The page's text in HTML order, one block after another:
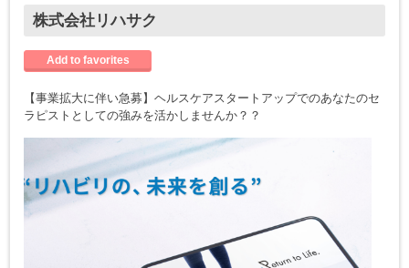
株式会社リハサク
Add to favorites
【事業拡大に伴い急募】ヘルスケアスタートアップでのあなたのセ
ラピストとしての強みを活かしませんか？？